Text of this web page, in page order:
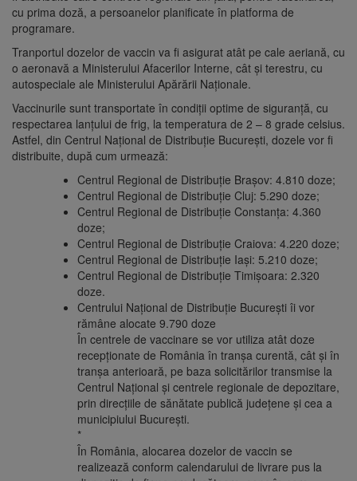
cu prima doză, a persoanelor planificate în platforma de
programare.
Tranportul dozelor de vaccin va fi asigurat atât pe cale aeriană, cu
o aeronavă a Ministerului Afacerilor Interne, cât și terestru, cu
autospeciale ale Ministerului Apărării Naționale.
Vaccinurile sunt transportate în condiții optime de siguranță, cu
respectarea lanțului de frig, la temperatura de 2 – 8 grade celsius.
Astfel, din Centrul Național de Distribuție București, dozele vor fi
distribuite, după cum urmează:
Centrul Regional de Distribuție Brașov: 4.810 doze;
Centrul Regional de Distribuție Cluj: 5.290 doze;
Centrul Regional de Distribuție Constanța: 4.360
doze;
Centrul Regional de Distribuție Craiova: 4.220 doze;
Centrul Regional de Distribuție Iași: 5.210 doze;
Centrul Regional de Distribuție Timișoara: 2.320
doze.
Centrului Național de Distribuție București îi vor
rămâne alocate 9.790 doze
În centrele de vaccinare se vor utiliza atât doze
recepționate de România în tranșa curentă, cât și în
tranșa anterioară, pe baza solicitărilor transmise la
Centrul Național și centrele regionale de depozitare,
prin direcțiile de sănătate publică județene și cea a
municipiului București.
*
În România, alocarea dozelor de vaccin se
realizează conform calendarului de livrare pus la